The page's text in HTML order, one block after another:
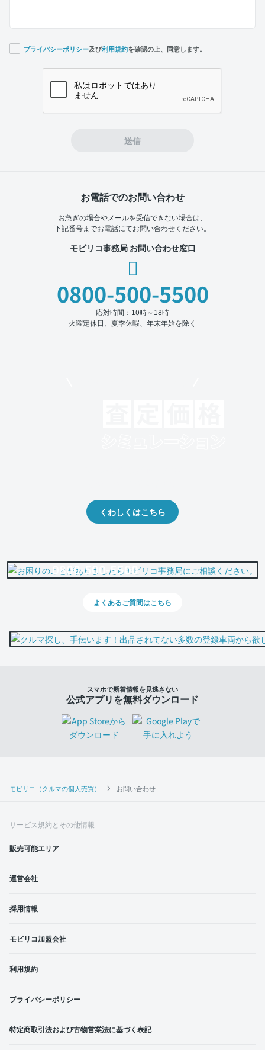
モビリコ（クルマの個人売買） お問い合わせ
プライバシーポリシー及び利用規約を確認の上、同意します。
送信
お電話でのお問い合わせ
お急ぎの場合やメールを受信できない場合は、
下記番号までお電話にてお問い合わせください。
モビリコ事務局 お問い合わせ窓口
0800-500-5500
応対時間：10時～18時
火曜定休日、夏季休暇、年末年始を除く
くわしくはこちら
0800-500-5500
よくあるご質問はこちら
スマホで新着情報を見逃さない
公式アプリを無料ダウンロード
サービス規約とその他情報
販売可能エリア
運営会社
採用情報
モビリコ加盟会社
利用規約
プライバシーポリシー
特定商取引法および古物営業法に基づく表記